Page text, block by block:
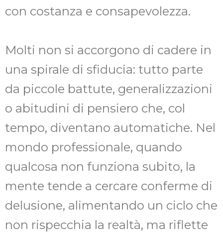
con costanza e consapevolezza.
Molti non si accorgono di cadere in
una spirale di sfiducia: tutto parte
da piccole battute, generalizzazioni
o abitudini di pensiero che, col
tempo, diventano automatiche. Nel
mondo professionale, quando
qualcosa non funziona subito, la
mente tende a cercare conferme di
delusione, alimentando un ciclo che
non rispecchia la realtà, ma riflette